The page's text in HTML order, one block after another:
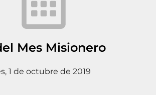
Mes Misionero
1 de octubre de 2019